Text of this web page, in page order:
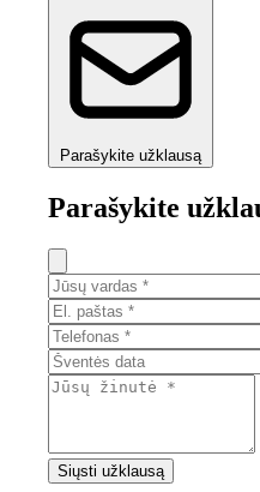
Parašykite užklausą
Parašykite
Siųsti užklausą